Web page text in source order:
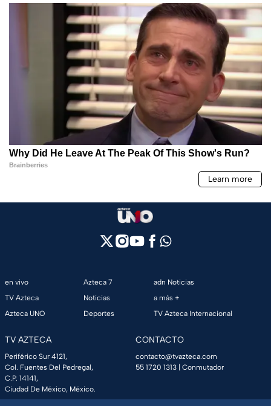
en vivo
TV Azteca
Azteca UNO
Azteca 7
Noticias
Deportes
adn Noticias
a más +
TV Azteca Internacional
TV AZTECA
Periférico Sur 4121,
Col. Fuentes Del Pedregal,
C.P. 14141,
Ciudad De México, México.
CONTACTO
contacto@tvazteca.com
55 1720 1313 | Conmutador